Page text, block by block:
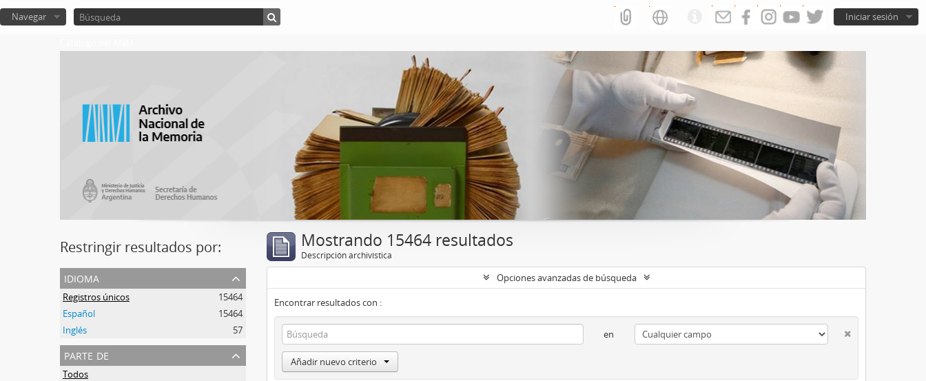
Iniciar sesión
Navegar
Restringir resultados por:
idioma
Registros únicos
15464
Español
15464
Inglés
57
parte de
Todos
Mostrando 15464 resultados
Descripción archivística
Opciones avanzadas de búsqueda
Encontrar resultados con :
en
Añadir nuevo criterio